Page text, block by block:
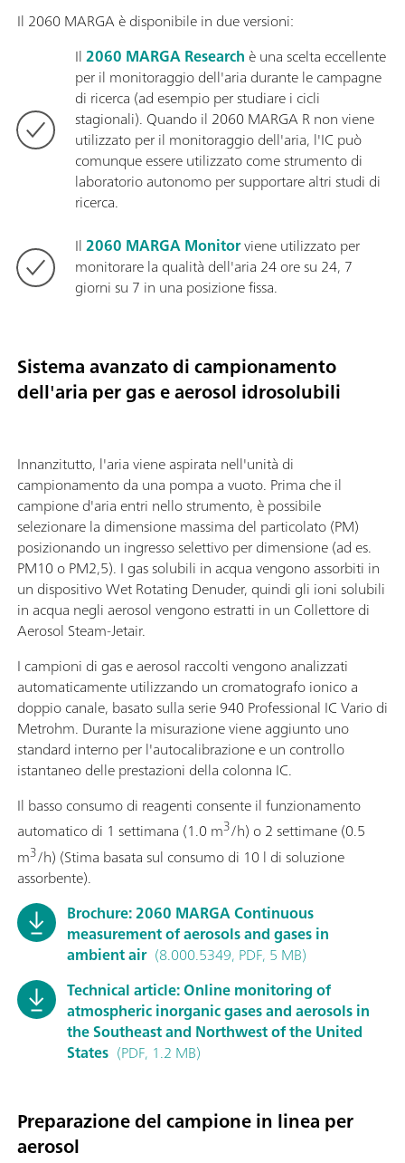
Il 2060 MARGA è disponibile in due versioni:
Il2060 MARGA Research è una scelta eccellente
per il monitoraggio dell'aria durante le campagne
di ricerca (ad esempio per studiare i cicli
stagionali). Quando il 2060 MARGA R non viene
utilizzato per il monitoraggio dell'aria, l'IC può
comunque essere utilizzato come strumento di
laboratorio autonomo per supportare altri studi di
ricerca.
Il2060 MARGA Monitorviene utilizzato per
monitorare la qualità dell'aria 24 ore su 24, 7
giorni su 7 in una posizione fissa.
Sistema avanzato di campionamento
dell'aria per gas e aerosol idrosolubili
Innanzitutto, l'aria viene aspirata nell'unità di
campionamento da una pompa a vuoto. Prima che il
campione d'aria entri nello strumento, è possibile
selezionare la dimensione massima del particolato (PM)
posizionando un ingresso selettivo per dimensione (ad es.
PM10 o PM2,5). I gas solubili in acqua vengono assorbiti in
un dispositivo Wet Rotating Denuder, quindi gli ioni solubili
in acqua negli aerosol vengono estratti in un Collettore di
Aerosol Steam-Jetair.
I campioni di gas e aerosol raccolti vengono analizzati
automaticamente utilizzando un cromatografo ionico a
doppio canale, basato sulla serie 940 Professional IC Vario di
Metrohm. Durante la misurazione viene aggiunto uno
standard interno per l'autocalibrazione e un controllo
istantaneo delle prestazioni della colonna IC.
Il basso consumo di reagenti consente il funzionamento
automatico di 1 settimana (1.0 m3/h) o 2 settimane (0.5
m3/h) (Stima basata sul consumo di 10 l di soluzione
assorbente).
Brochure: 2060 MARGA Continuous
measurement of aerosols and gases in
ambient air (8.000.5349, PDF, 5 MB)
Technical article: Online monitoring of
atmospheric inorganic gases and aerosols in
the Southeast and Northwest of the United
States (PDF, 1.2 MB)
Preparazione del campione in linea per
aerosol